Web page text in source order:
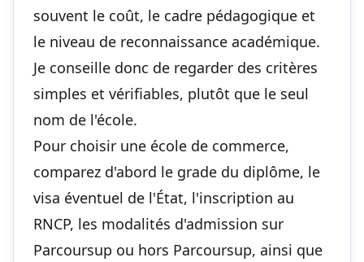
souvent le coût, le cadre pédagogique et
le niveau de reconnaissance académique.
Je conseille donc de regarder des critères
simples et vérifiables, plutôt que le seul
nom de l'école.
Pour choisir une école de commerce,
comparez d'abord le grade du diplôme, le
visa éventuel de l'État, l'inscription au
RNCP, les modalités d'admission sur
Parcoursup ou hors Parcoursup, ainsi que